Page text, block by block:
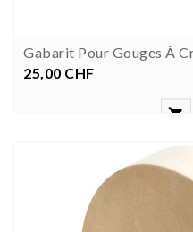
Gabarit Pour Gouges À
Prezzo
25,00 CHF
